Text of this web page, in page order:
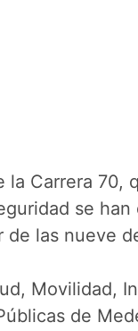
Carrera 70,
se
las nueve
Movilidad,
de